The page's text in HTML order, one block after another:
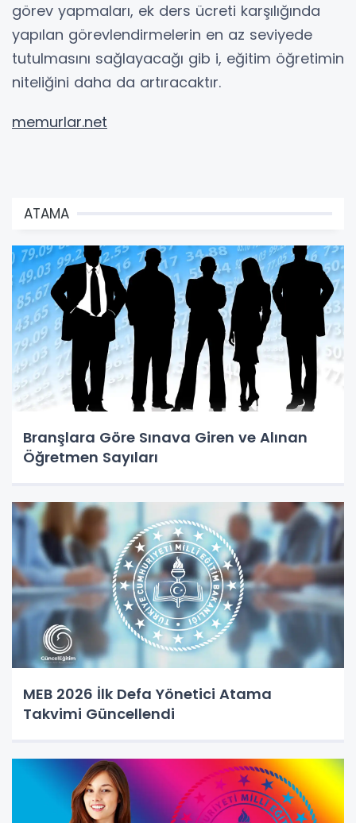
görev yapmaları, ek ders ücreti karşılığında
yapılan görevlendirmelerin en az seviyede
tutulmasını sağlayacağı gib i, eğitim öğretimin
niteliğini daha da artıracaktır.
memurlar.net
ATAMA
Branşlara Göre Sınava Giren ve Alınan
Öğretmen Sayıları
MEB 2026 İlk Defa Yönetici Atama
Takvimi Güncellendi